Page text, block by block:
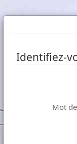
Identifiez-
Mot